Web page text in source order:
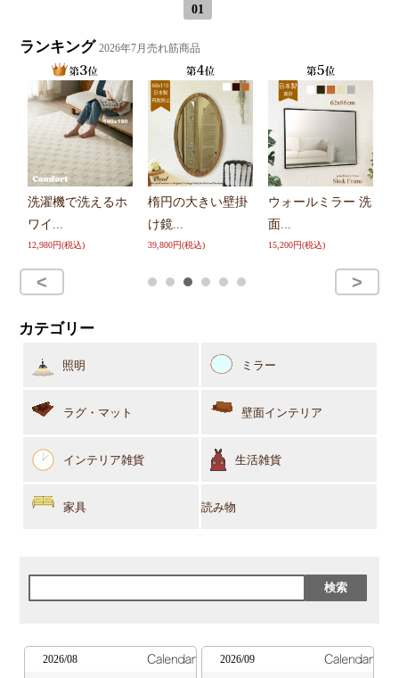
01
ランキング2026年7月売れ筋商品
洗濯機で洗えるホ
ワイ...
12,980円(税込)
楕円の大きい壁掛
け鏡...
39,800円(税込)
ウォールミラー 洗
面...
15,200円(税込)
カテゴリー
照明 ミラー
ラグ・マット 壁面インテリア
インテリア雑貨 生活雑貨
家具 読み物
2026/08 2026/09